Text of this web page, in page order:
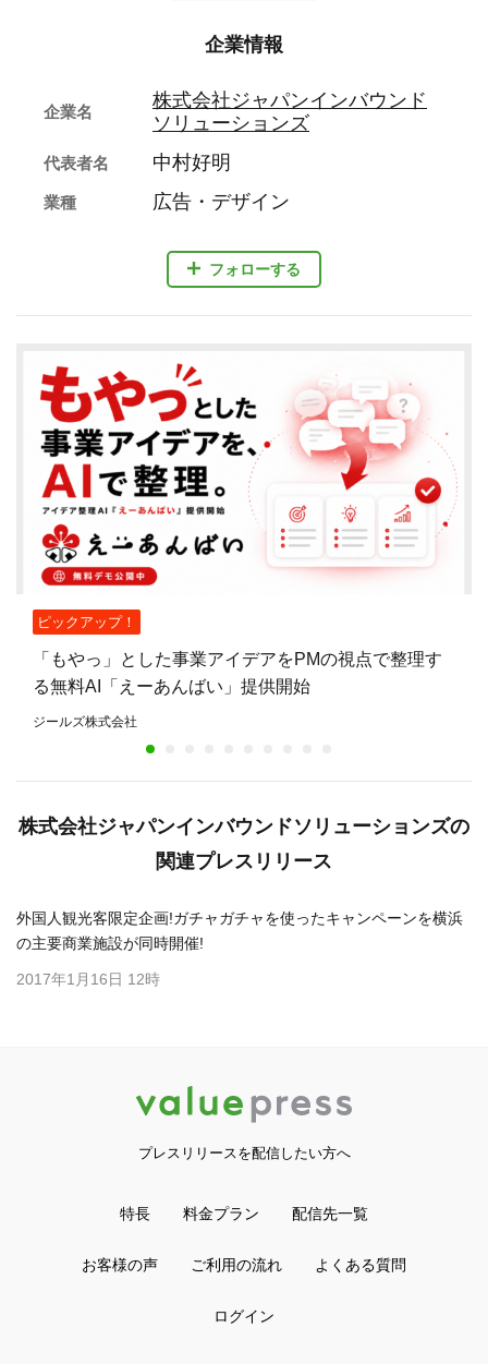
企業情報
フォローする
企業名
株式会社ジャパンインバウンド
ソリューションズ
代表者名 中村好明
業種 広告・デザイン
ピックアップ！
「もやっ」とした事業アイデアをPMの視点で整理す
る無料AI「えーあんばい」提供開始
ジールズ株式会社
株式会社ジャパンインバウンドソリューションズの
関連プレスリリース
外国人観光客限定企画!ガチャガチャを使ったキャンペーンを横浜
の主要商業施設が同時開催!
2017年1月16日 12時
プレスリリースを配信したい方へ
特長 料金プラン 配信先一覧
お客様の声 ご利用の流れ よくある質問
ログイン